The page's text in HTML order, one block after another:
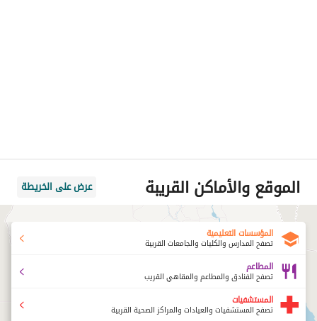
الموقع والأماكن القريبة عرض على الخريطة
المؤسسات التعليمية
تصفح المدارس والكليات والجامعات القريبة
المطاعم
تصفح الفنادق والمطاعم والمقاهي القريب
المستشفيات
تصفح المستشفيات والعيادات والمراكز الصحية القريبة